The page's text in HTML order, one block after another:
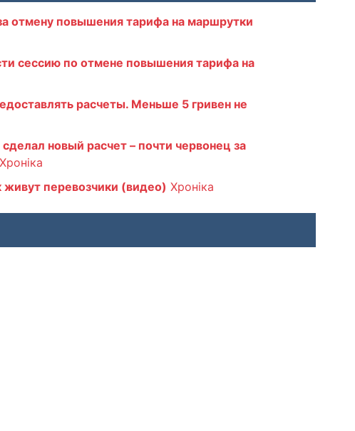
отмену повышения тарифа на маршрутки
сессию по отмене повышения тарифа на
расчеты. Меньше 5 гривен не
новый расчет – почти червонец за
Хроніка
живут перевозчики (видео) Хроніка